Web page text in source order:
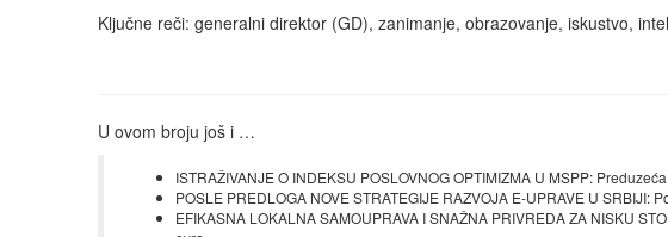
Ključne reči: generalni direktor (GD), zanimanje, obrazovanje, iskustvo,
U ovom broju još i …
ISTRAŽIVANJE O INDEKSU POSLOVNOG OPTIMIZMA U MSPP:
POSLE PREDLOGA NOVE STRATEGIJE RAZVOJA E-UPRAVE U SRBIJI:
EFIKASNA LOKALNA SAMOUPRAVA I SNAŽNA PRIVREDA ZA NISKU